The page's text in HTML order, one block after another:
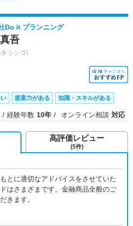
Do it プランニング
吾
シンゴ）
提案力がある 知識・スキルがある
経験年数 10年 オンライン相談 対応
とに適切なアドバイスをさせていた
はさまざまです。金融商品全般のご
きます。
高評価レビュー
(5件)